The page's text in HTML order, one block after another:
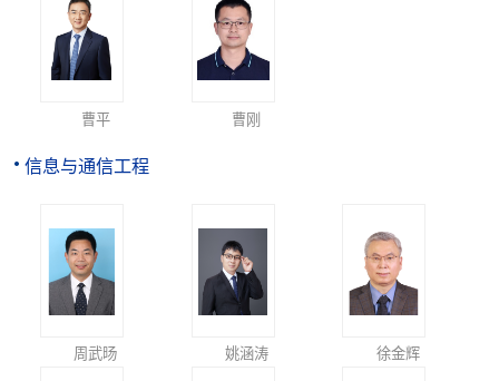
曹平 曹刚
信息与通信工程
周武旸 姚涵涛 徐金辉